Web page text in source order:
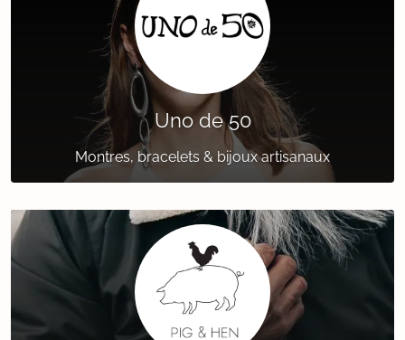
Uno de 50
Montres, bracelets & bijoux artisanaux